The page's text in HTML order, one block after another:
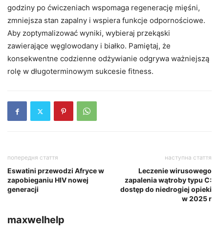
godziny po ćwiczeniach wspomaga regenerację mięśni,
zmniejsza stan zapalny i wspiera funkcje odpornościowe.
Aby zoptymalizować wyniki, wybieraj przekąski
zawierające węglowodany i białko. Pamiętaj, że
konsekwentne codzienne odżywianie odgrywa ważniejszą
rolę w długoterminowym sukcesie fitness.
попередня стаття
Eswatini przewodzi Afryce w
zapobieganiu HIV nowej
generacji
наступна стаття
Leczenie wirusowego
zapalenia wątroby typu C:
dostęp do niedrogiej opieki
w 2025 r
maxwelhelp